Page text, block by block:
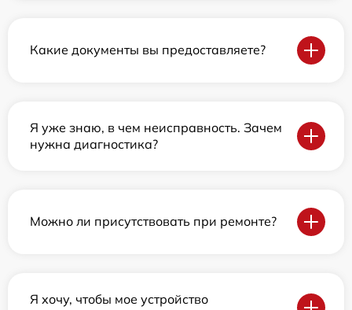
Какие документы вы предоставляете?
Я уже знаю, в чем неисправность. Зачем
нужна диагностика?
Можно ли присутствовать при ремонте?
Я хочу, чтобы мое устройство